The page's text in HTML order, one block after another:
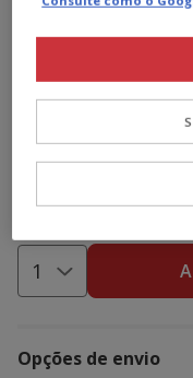
Promoção
inserindo e validando
em compras +75€,
descontoem
Ver condições
Opções de envio